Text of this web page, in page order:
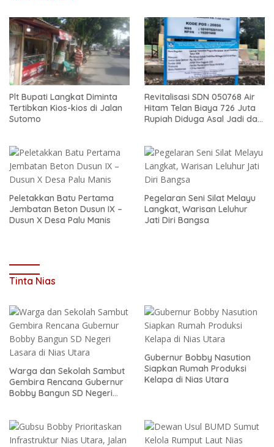
Plt Bupati Langkat Diminta
Tertibkan Kios-kios di Jalan
Sutomo
Revitalisasi SDN 050768 Air
Hitam Telan Biaya 726 Juta
Rupiah Diduga Asal Jadi dan
Peletakkan Batu Pertama
Jembatan Beton Dusun IX –
Dusun X Desa Palu Manis
Pegelaran Seni Silat Melayu
Langkat, Warisan Leluhur
Jati Diri Bangsa
Tinta Nias
Warga dan Sekolah Sambut
Gembira Rencana Gubernur
Bobby Bangun SD Negeri
Gubernur Bobby Nasution
Siapkan Rumah Produksi
Kelapa di Nias Utara